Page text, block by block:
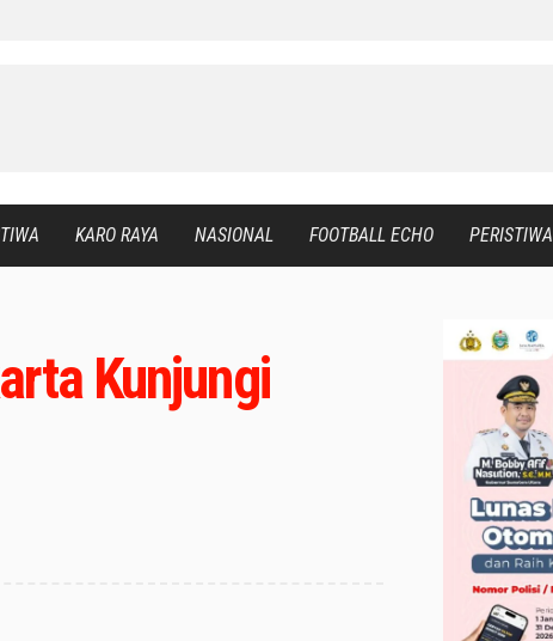
KARO RAYA NASIONAL FOOTBALL ECHO PERISTIWA
Kunjungi